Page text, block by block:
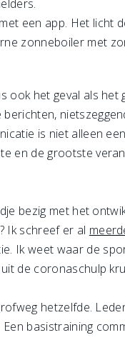
een app. Het licht
zonneboiler met
ook het geval als
is niet alleen
en de grootste
bezig met het
Ik schreef er al
Ik weet waar de
de coronaschulp
hetzelfde.
basistraining